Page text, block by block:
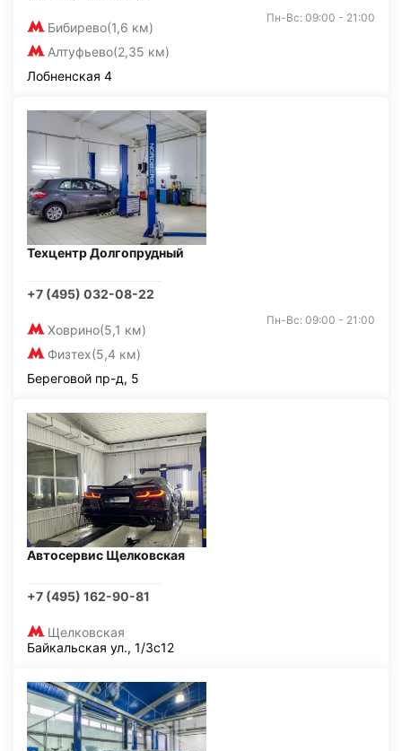
Бибирево(1,6 км)
Алтуфьево(2,35 км)
Пн-Вс: 09:00 - 21:00
Лобненская 4
Техцентр Долгопрудный
+7 (495) 032-08-22
Ховрино(5,1 км)
Физтех(5,4 км)
Пн-Вс: 09:00 - 21:00
Береговой пр-д, 5
Автосервис Щелковская
+7 (495) 162-90-81
Щелковская
Байкальская ул., 1/3с12